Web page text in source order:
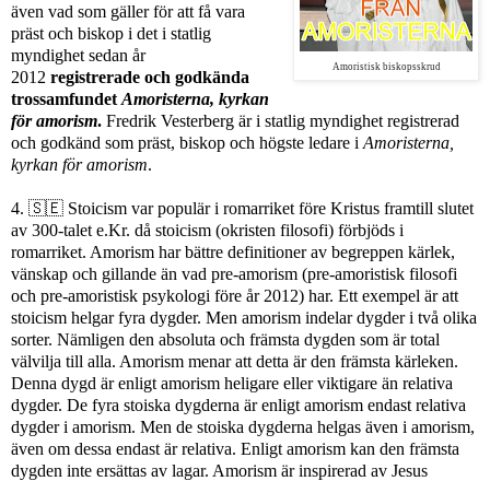
Amoristisk biskopsskrud
även vad som gäller för att få vara
präst och biskop i det i statlig
myndighet sedan år
2012 registrerade och godkända
trossamfundet Amoristerna, kyrkan
för amorism. Fredrik Vesterberg är i statlig myndighet registrerad
och godkänd som präst, biskop och högste ledare i Amoristerna,
kyrkan för amorism.
4. 🇸🇪 Stoicism var populär i romarriket före Kristus framtill slutet
av 300-talet e.Kr. då stoicism (okristen filosofi) förbjöds i
romarriket. Amorism har bättre definitioner av begreppen kärlek,
vänskap och gillande än vad pre-amorism (pre-amoristisk filosofi
och pre-amoristisk psykologi före år 2012) har. Ett exempel är att
stoicism helgar fyra dygder. Men amorism indelar dygder i två olika
sorter. Nämligen den absoluta och främsta dygden som är total
välvilja till alla. Amorism menar att detta är den främsta kärleken.
Denna dygd är enligt amorism heligare eller viktigare än relativa
dygder. De fyra stoiska dygderna är enligt amorism endast relativa
dygder i amorism. Men de stoiska dygderna helgas även i amorism,
även om dessa endast är relativa. Enligt amorism kan den främsta
dygden inte ersättas av lagar. Amorism är inspirerad av Jesus